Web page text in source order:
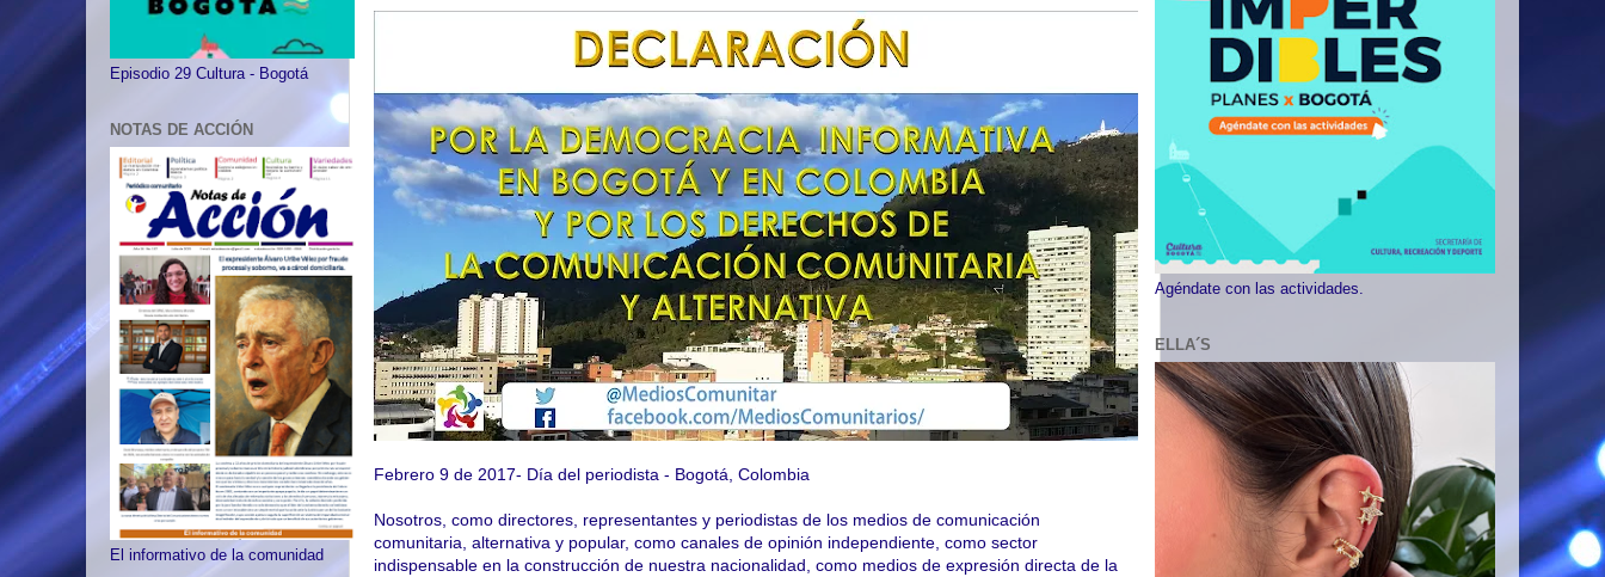
Febrero 9 de 2017- Día del periodista - Bogotá, Colombia
Nosotros, como directores, representantes y periodistas de los medios de comunicación
comunitaria, alternativa y popular, como canales de opinión independiente, como sector
indispensable en la construcción de nuestra nacionalidad, como medios de expresión directa de la
Episodio 29 Cultura - Bogotá
NOTAS DE ACCIÓN
El informativo de la comunidad
Agéndate con las actividades.
ELLA´S